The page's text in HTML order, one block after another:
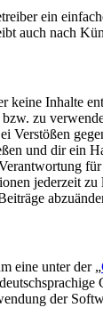
ein
auch nach
keine Inhalte
zu
Verstößen
und dir ein
jederzeit zu
eine unter der „
der